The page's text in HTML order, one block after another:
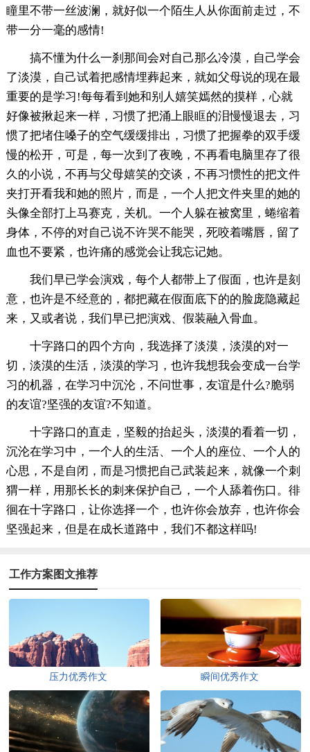
瞳里不带一丝波澜，就好似一个陌生人从你面前走过，不
带一分一毫的感情!
搞不懂为什么一刹那间会对自己那么冷漠，自己学会
了淡漠，自己试着把感情埋葬起来，就如父母说的现在最
重要的是学习!每每看到她和别人嬉笑嫣然的摸样，心就
好像被揪起来一样，习惯了把涌上眼眶的泪慢慢退去，习
惯了把堵住嗓子的空气缓缓排出，习惯了把握拳的双手缓
慢的松开，可是，每一次到了夜晚，不再看电脑里存了很
久的小说，不再与父母嬉笑的交谈，不再习惯性的把文件
夹打开看我和她的照片，而是，一个人把文件夹里的她的
头像全部打上马赛克，关机。一个人躲在被窝里，蜷缩着
身体，不停的对自己说不许哭不能哭，死咬着嘴唇，留了
血也不要紧，也许痛的感觉会让我忘记她。
我们早已学会演戏，每个人都带上了假面，也许是刻
意，也许是不经意的，都把藏在假面底下的的脸庞隐藏起
来，又或者说，我们早已把演戏、假装融入骨血。
十字路口的四个方向，我选择了淡漠，淡漠的对一
切，淡漠的生活，淡漠的学习，也许我想我会变成一台学
习的机器，在学习中沉沦，不问世事，友谊是什么?脆弱
的友谊?坚强的友谊?不知道。
十字路口的直走，坚毅的抬起头，淡漠的看着一切，
沉沦在学习中，一个人的生活、一个人的座位、一个人的
心思，不是自闭，而是习惯把自己武装起来，就像一个刺
猬一样，用那长长的刺来保护自己，一个人舔着伤口。徘
徊在十字路口，让你选择一个，也许你会放弃，也许你会
坚强起来，但是在成长道路中，我们不都这样吗!
工作方案图文推荐
压力优秀作文 瞬间优秀作文